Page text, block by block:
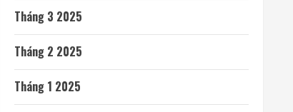
Tháng 3 2025
Tháng 2 2025
Tháng 1 2025